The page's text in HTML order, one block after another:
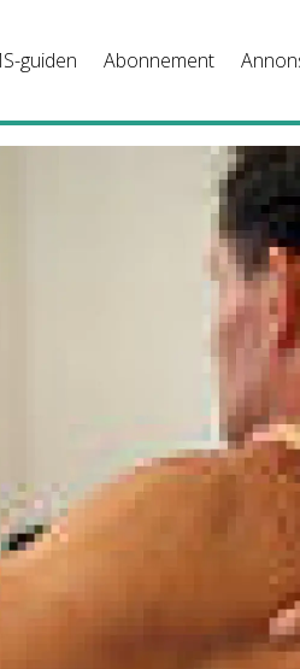
guiden Abonnement